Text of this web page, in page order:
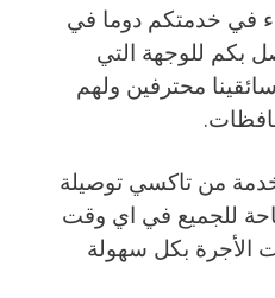
في خدمتكم دوما في
بكم للوجهة التي
محترفين ولهم
من تاكسي توصيلة
للجميع في اي وقت
الأجرة بكل سهولة